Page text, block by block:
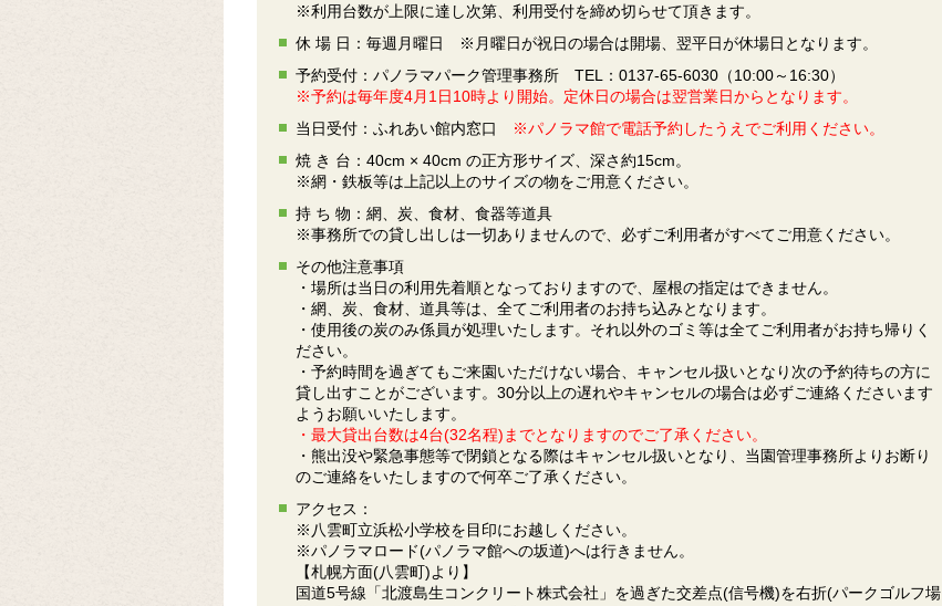
※利用台数が上限に達し次第、利用受付を締め切らせて頂きます。
休 場 日：毎週月曜日 ※月曜日が祝日の場合は開場、翌平日が休場日となります。
予約受付：パノラマパーク管理事務所 TEL： 0137-65-6030 （10:00～16:30）
※予約は毎年度4月1日10時より開始。定休日の場合は翌営業日からとなります。
当日受付：ふれあい館内窓口
※パノラマ館で電話予約したうえ でご利用ください。
焼 き 台：40cm × 40cm の正方形サイズ、深さ約15cm。
※網・鉄板等は上記以上のサイズの物をご用意ください。
持 ち 物：網、炭、食材、食器等道具
※事務所での貸し出しは一切ありませんので、必ずご利用者がすべてご用意ください。
その他注意事項
・場所は当日の利用先着順となっておりますので、屋根の指定はできません。
・網、炭、食材、道具等は、全てご利用者のお持ち込みとなります。
・使用後の炭のみ係員が処理いたします。それ以外のゴミ等は全てご利用者がお持ち帰りく
ださい。
・予約時間を過ぎてもご来園いただけない場合、キャンセル扱いとなり次の予約待ちの方に
貸し出すことがございます。30分以上の遅れやキャンセルの場合は必ずご連絡くださいます
ようお願いいたします。
・最大貸出台数は4台(32名程)までとなりますのでご了承ください。
・熊出没や緊急事態等で閉鎖となる際はキャンセル扱いとなり、当園管理事務所よりお断り
のご連絡をいたしますので何卒ご了承ください。
アクセス：
※八雲町立浜松小学校を目印にお越しください。
※パノラマロード(パノラマ館への坂道)へは行きません。
【札幌方面(八雲町)より】
国道5号線「北渡島生コンクリート株式会社」を過ぎた交差点(信号機)を右折(パークゴルフ場